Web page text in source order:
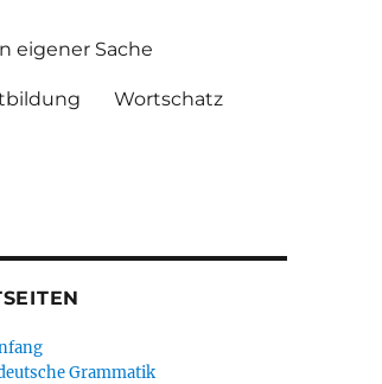
eigener Sache
Wortschatz
Grammatik